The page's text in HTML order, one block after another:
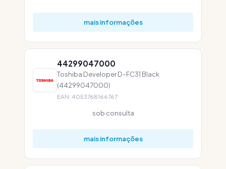
mais informações
44299047000
Toshiba Developer D-FC31 Black
(44299047000)
EAN: 4053768166767
sob consulta
mais informações